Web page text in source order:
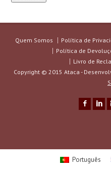
Quem Somos Política de
Política de
Livro de
Copyright © 2015 Ataca -
Português